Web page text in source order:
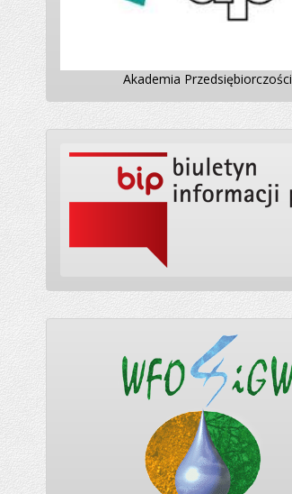
Akademia Przedsiębiorczości